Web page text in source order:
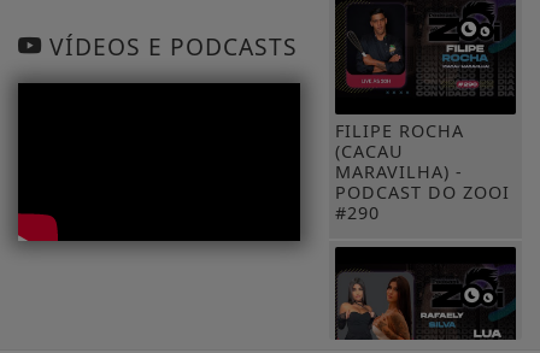
VÍDEOS E PODCASTS
FILIPE ROCHA
(CACAU
MARAVILHA) -
PODCAST DO ZOOI
#290